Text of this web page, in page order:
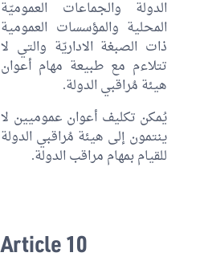
الدولة والجماعات العموميّة
المحلية والمؤسسات العمومية
ذات الصبغة الاداريّة والتي لا
تتلاءم مع طبيعة مهام أعوان
هيئة مُراقبي الدولة.
يُمكن تكليف أعوان عموميين لا
ينتمون إلى هيئة مُراقبي الدولة
للقيام بمهام مراقب الدولة.
Article 10